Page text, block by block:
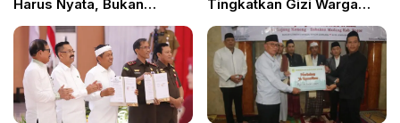
Harus Nyata, Bukan
Tingkatkan Gizi Warga